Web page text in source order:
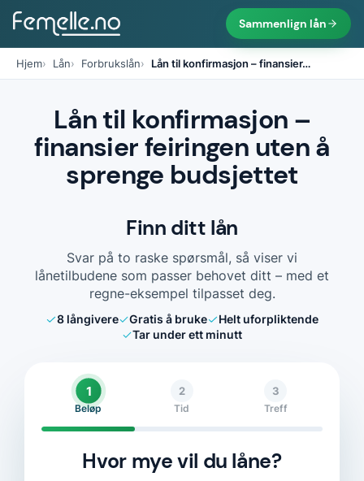
Sammenlign lån
Hjem Lån Forbrukslån Lån til konfirmasjon – finansier…
Lån til konfirmasjon –
finansier feiringen uten å
sprenge budsjettet
Finn ditt lån
Svar på to raske spørsmål, så viser vi
lånetilbudene som passer behovet ditt – med et
regne-eksempel tilpasset deg.
8långivere Gratis å bruke
Helt uforpliktende
Tar under ett minutt
1
Beløp
2
Tid
3
Treff
Hvor mye vil du låne?